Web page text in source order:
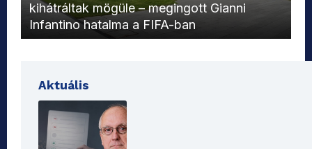
kihátráltak mögüle – megingott Gianni
Infantino hatalma a FIFA-ban
Aktuális